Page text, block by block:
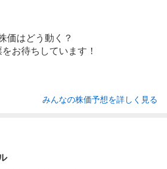
価はどう動く？
をお待ちしています！
みんなの株価予想を詳しく見る